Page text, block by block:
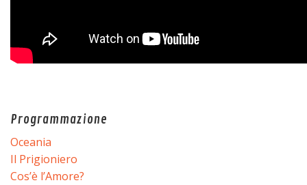
Programmazione
Oceania
Il Prigioniero
Cos’è l’Amore?